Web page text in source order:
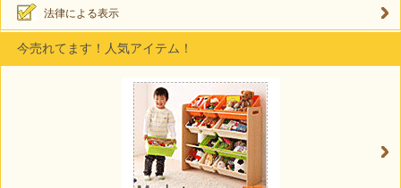
法律による表示
今売れてます！人気アイテム！